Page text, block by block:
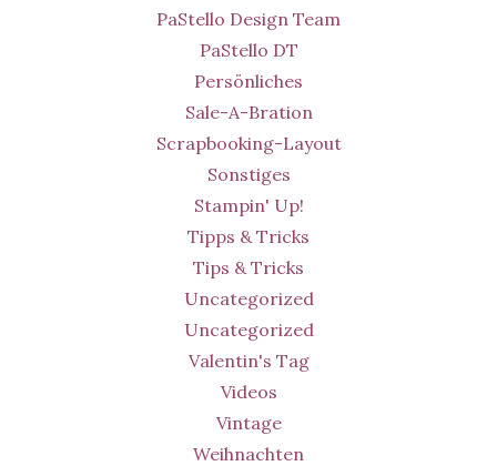
PaStello Design Team
PaStello DT
Persönliches
Sale-A-Bration
Scrapbooking-Layout
Sonstiges
Stampin' Up!
Tipps & Tricks
Tips & Tricks
Uncategorized
Uncategorized
Valentin's Tag
Videos
Vintage
Weihnachten